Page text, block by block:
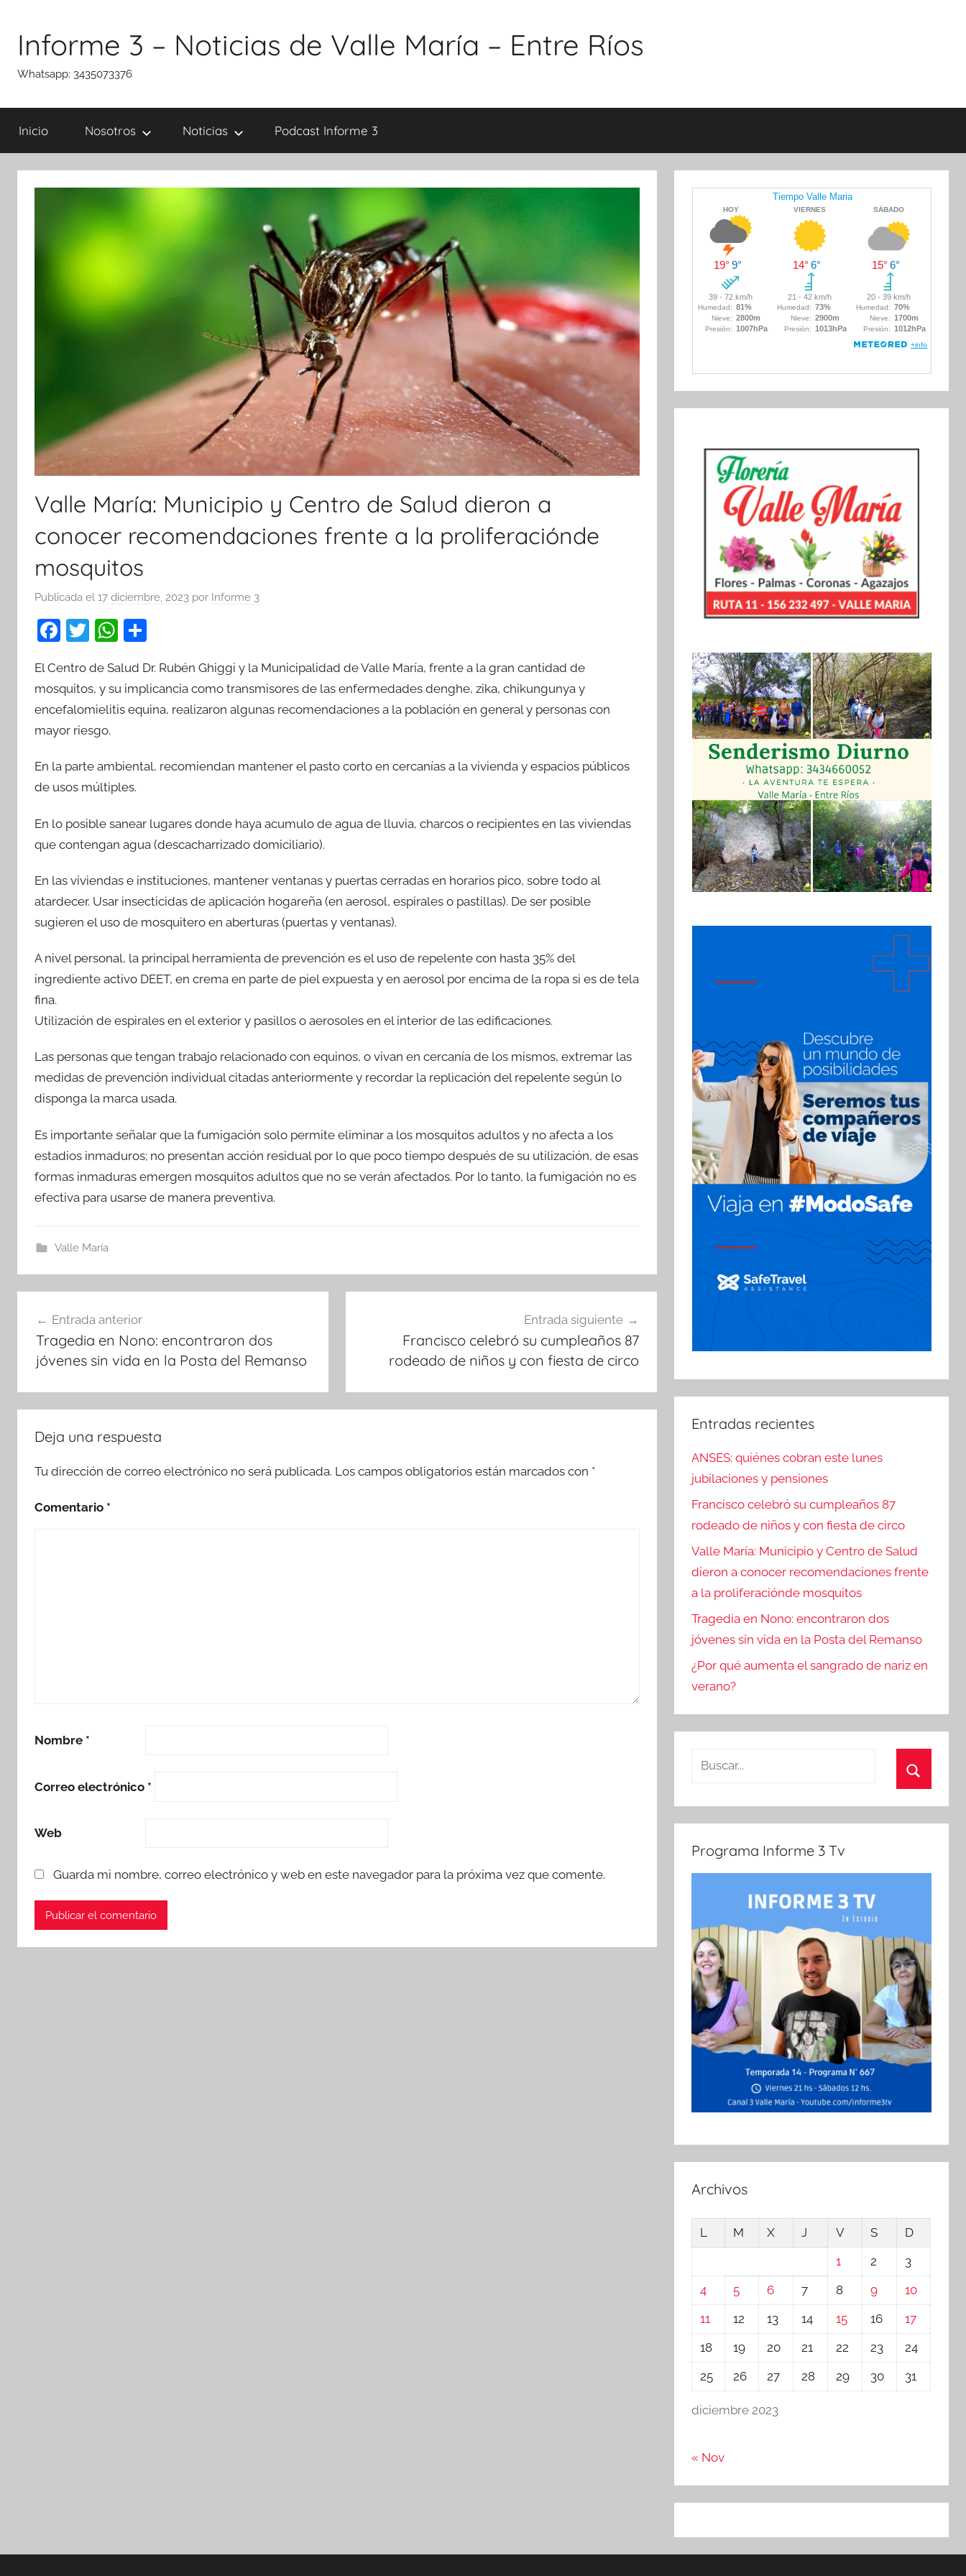
contenido
Informe 3 – Noticias de Valle María – Entre Ríos
Whatsapp: 3435073376
Inicio Nosotros Noticias Podcast Informe 3
Valle María: Municipio y Centro de Salud dieron a
conocer recomendaciones frente a la proliferaciónde
mosquitos
Publicada el 17 diciembre, 2023 por Informe 3
F
c
e
b
o
k
T
itt
er
W
at
s
A
p
m
p
ar
El Centro de Salud Dr. Rubén Ghiggi y la Municipalidad de Valle María, frente a la gran cantidad de
mosquitos, y su implicancia como transmisores de las enfermedades denghe, zika, chikungunya y
encefalomielitis equina, realizaron algunas recomendaciones a la población en general y personas con
mayor riesgo.
En la parte ambiental, recomiendan mantener el pasto corto en cercanías a la vivienda y espacios públicos
de usos múltiples.
En lo posible sanear lugares donde haya acumulo de agua de lluvia, charcos o recipientes en las viviendas
que contengan agua (descacharrizado domiciliario).
En las viviendas e instituciones, mantener ventanas y puertas cerradas en horarios pico, sobre todo al
atardecer. Usar insecticidas de aplicación hogareña (en aerosol, espirales o pastillas). De ser posible
sugieren el uso de mosquitero en aberturas (puertas y ventanas).
A nivel personal, la principal herramienta de prevención es el uso de repelente con hasta 35% del
ingrediente activo DEET, en crema en parte de piel expuesta y en aerosol por encima de la ropa si es de tela
fina.
Utilización de espirales en el exterior y pasillos o aerosoles en el interior de las edificaciones.
Las personas que tengan trabajo relacionado con equinos, o vivan en cercanía de los mismos, extremar las
medidas de prevención individual citadas anteriormente y recordar la replicación del repelente según lo
disponga la marca usada.
Es importante señalar que la fumigación solo permite eliminar a los mosquitos adultos y no afecta a los
estadios inmaduros; no presentan acción residual por lo que poco tiempo después de su utilización, de esas
formas inmaduras emergen mosquitos adultos que no se verán afectados. Por lo tanto, la fumigación no es
efectiva para usarse de manera preventiva.
Valle María
de
entradas
Entrada anterior
Tragedia en Nono: encontraron dos
jóvenes sin vida en la Posta del Remanso
Entrada siguiente
Francisco celebró su cumpleaños 87
rodeado de niños y con fiesta de circo
Deja una respuesta
Tu dirección de correo electrónico no será publicada. Los campos obligatorios están marcados con *
Comentario *
Nombre *
Correo electrónico *
Web
Guarda mi nombre, correo electrónico y web en este navegador para la próxima vez que comente.
Entradas recientes
ANSES: quiénes cobran este lunes
jubilaciones y pensiones
Francisco celebró su cumpleaños 87
rodeado de niños y con fiesta de circo
Valle María: Municipio y Centro de Salud
dieron a conocer recomendaciones frente
a la proliferaciónde mosquitos
Tragedia en Nono: encontraron dos
jóvenes sin vida en la Posta del Remanso
¿Por qué aumenta el sangrado de nariz en
verano?
Buscar:
Buscar
Programa Informe 3 Tv
Archivos
diciembre 2023
L M X J V S
D
1
2
3
4
5 6 7 8 9
10
11
12 13 14 15 16
17
18
19 20 21 22 23
24
25
26 27 28 29 30 31
« Nov